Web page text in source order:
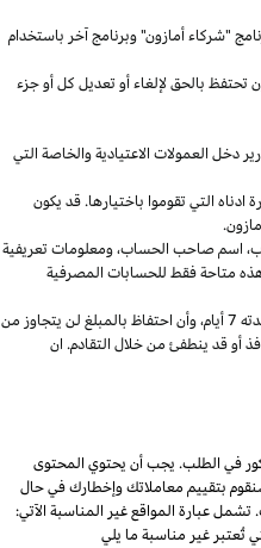
"شركاء أمازون" وبرنامج آخر باستخدام
تحتفظ بالحق لإلغاء أو تعديل كل أو جزء
دخل العمولات الاعتيادية والخاصة التي
العمولة فيه بالطريقة المذكورة ادناه التي تقوموا باختيارها. قد يكون
اسم صاحب الحساب،ومعلومات تعريفية
متاحةفقط للحسابات المصرفية
7 أيام،وأن احتفاظ بالمبلغ لن يتجاوز من
أو قد ينطفئ من خلال التقادم. ان
في الطلب. يجب أن يحتوي المحتوى
بتقييم معاملاتك وإخطارك في حال
عبارة المواقع غير المناسبة الآتي:
تُعتبر غير مناسبة ما يلي